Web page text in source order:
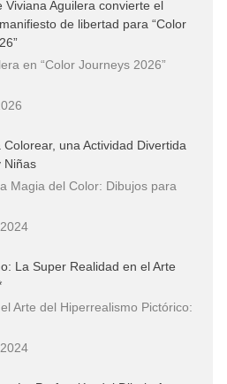
Viviana Aguilera convierte el
de libertad para “Color
en “Color Journeys 2026”
Colorear, una Actividad Divertida
Niñas
Magia del Color: Dibujos para
La Super Realidad en el Arte
Arte del Hiperrealismo Pictórico: